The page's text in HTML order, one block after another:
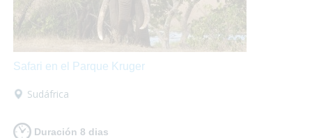
Safari en el Parque Kruger
Sudáfrica
Duración 8 dias